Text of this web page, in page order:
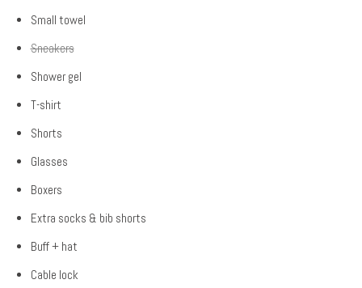
Small towel
Sneakers
Shower gel
T-shirt
Shorts
Glasses
Boxers
Extra socks & bib shorts
Buff + hat
Cable lock